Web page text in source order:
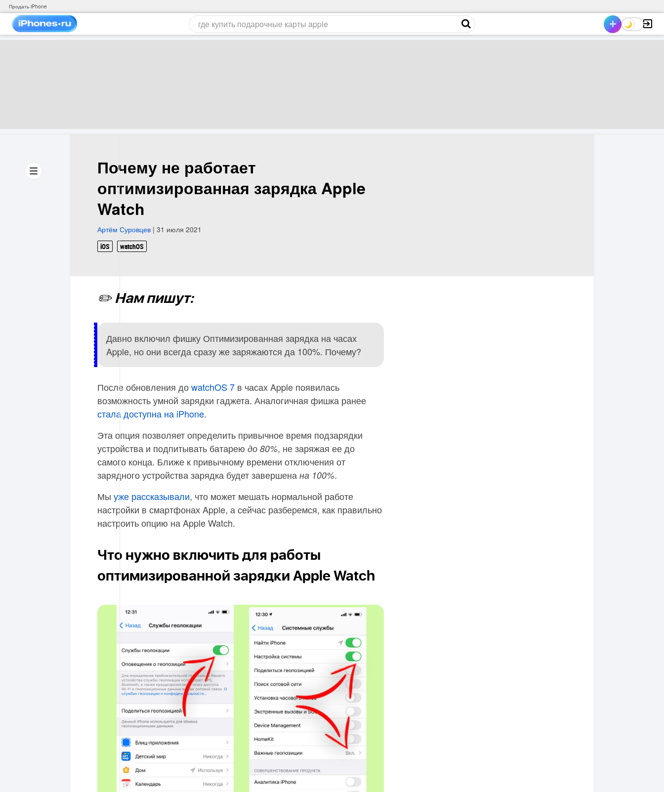
Продать iPhone
Почему не работает
оптимизированная зарядка Apple
Watch
Артём Суровцев | 31 июля 2021
iOS watchOS
✏️ Нам пишут:
Давно включил фишку Оптимизированная зарядка на часах
Apple, но они всегда сразу же заряжаются да 100%. Почему?
После обновления доwatchOS 7 в часах Apple появилась
возможность умной зарядки гаджета. Аналогичная фишка ранее
стала доступна на iPhone.
Эта опция позволяет определить привычное время подзарядки
устройства и подпитывать батарею до 80%, не заряжая ее до
самого конца. Ближе к привычному времени отключения от
зарядного устройства зарядка будет завершена на 100%.
Мы уже рассказывали, что может мешать нормальной работе
настройки в смартфонах Apple, а сейчас разберемся, как правильно
настроить опцию на Apple Watch.
Что нужно включить для работы
оптимизированной зарядки Apple Watch